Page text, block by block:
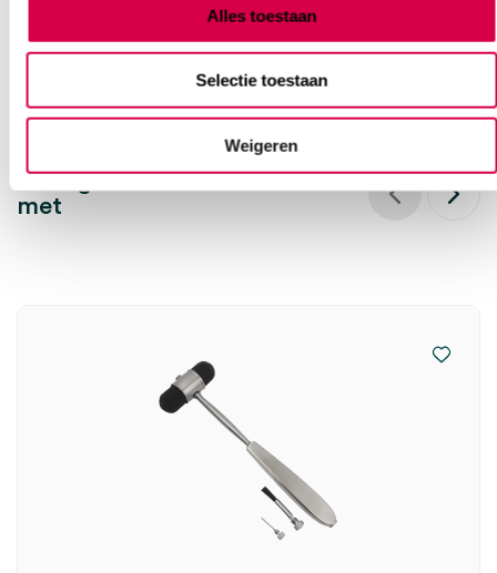
Alles toestaan
Selectie toestaan
Weigeren
Direct leverbaar
Vaak gekocht in combinatie
met